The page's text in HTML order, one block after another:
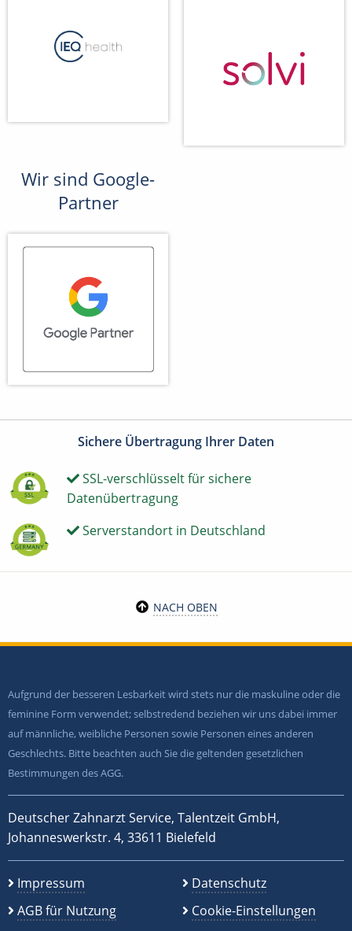
Wir sind Google-
Partner
Sichere Übertragung Ihrer Daten
SSL-verschlüsselt für sichere
Datenübertragung
Serverstandort in Deutschland
NACH OBEN
Aufgrund der besseren Lesbarkeit wird stets nur die maskuline oder die
feminine Form verwendet; selbstredend beziehen wir uns dabei immer
auf männliche, weibliche Personen sowie Personen eines anderen
Geschlechts. Bitte beachten auch Sie die geltenden gesetzlichen
Bestimmungen des AGG.
Deutscher Zahnarzt Service, Talentzeit GmbH,
Johanneswerkstr. 4, 33611 Bielefeld
Impressum
AGB für Nutzung
Datenschutz
Cookie-Einstellungen